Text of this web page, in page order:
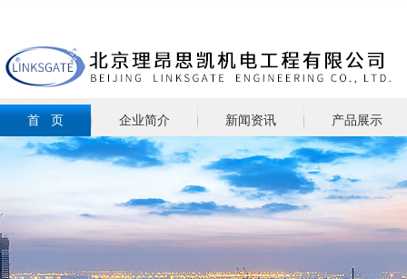
首 页 企业简介 新闻资讯 产品展示